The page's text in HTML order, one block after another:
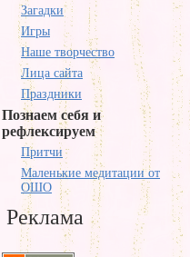
Загадки
Игры
Наше творчество
Лица сайта
Праздники
Познаем себя и
рефлексируем
Притчи
Маленькие медитации от
ОШО
Реклама